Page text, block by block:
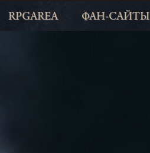
RPGAREA ФАН-САЙТЫ